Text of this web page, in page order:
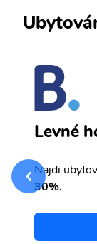
Levné
Najdi
30%.